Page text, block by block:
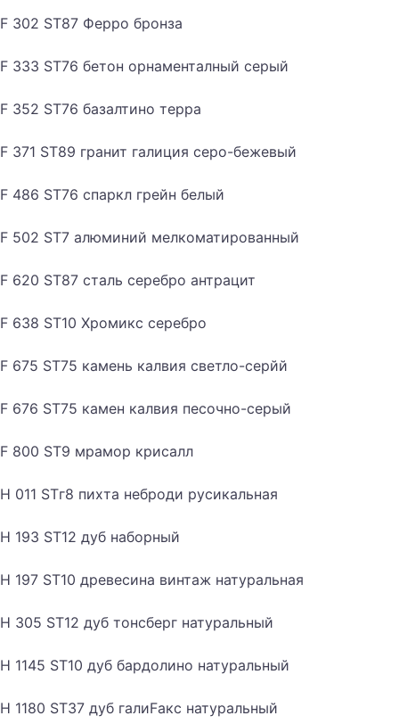
F 302 ST87 Ферро бронза
F 333 ST76 бетон орнаменталный серый
F 352 ST76 базалтино терра
F 371 ST89 гранит галиция серо-бежевый
F 486 ST76 спаркл грейн белый
F 502 ST7 алюминий мелкоматированный
F 620 ST87 сталь серебро антрацит
F 638 ST10 Хромикс серебро
F 675 ST75 камень калвия светло-серйй
F 676 ST75 камен калвия песочно-серый
F 800 ST9 мрамор крисалл
H 011 STг8 пихта неброди русикальная
H 193 ST12 дуб наборный
H 197 ST10 древесина винтаж натуральная
H 305 ST12 дуб тонсберг натуральный
H 1145 ST10 дуб бардолино натуральный
H 1180 ST37 дуб галиFакс натуральный